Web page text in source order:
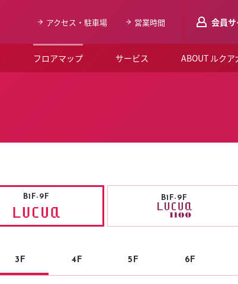
アクセス・駐車場 営業時間 会員
フロアマップ サービス ABOUT ルクア
SNSアカウント一覧
LUCUAブライダルクラブ
B1F-9F
3F 4F 5F 6F
B1F-9F